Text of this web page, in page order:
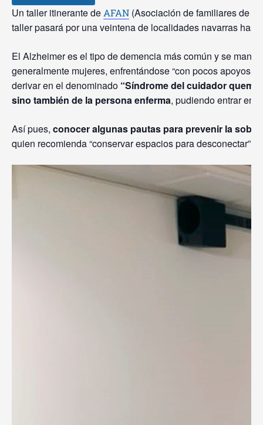
Un taller itinerante deAFAN (Asociación de familiares de
taller pasará por una veintena de localidades navarras
El Alzheimer es el tipo de demencia más común y se
generalmente mujeres, enfrentándose “con pocos apoyos
derivar en el denominado “Síndrome del cuidador
sino también de la persona enferma, pudiendo entrar en
Así pues, conocer algunas pautas para prevenir la
quien recomienda “conservar espacios para desconectar”,